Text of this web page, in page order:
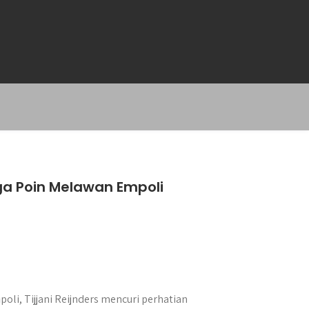
Poin Melawan Empoli
Tijjani Reijnders mencuri perhatian